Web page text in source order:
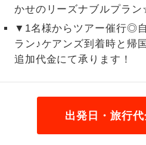
かせのリーズナブルプラ
▼1名様からツアー催行◎
ラン♪ケアンズ到着時と帰
追加代金にて承ります！
出発日・旅行
ご夫婦限定
す。
女性限定
女性限定で
年齢制限あり
航空会社指定
利用航空会